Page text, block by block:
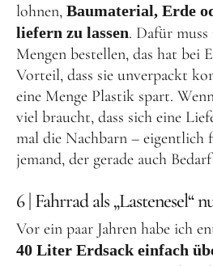
lohnen, Baumaterial, Erde
liefern zu lassen. Dafür
Mengen bestellen, das hat bei
Vorteil, dass sie unverpackt
eine Menge Plastik spart.
viel braucht, dass sich eine
mal die Nachbarn – eigentlich
jemand, der gerade auch
6 | Fahrrad als „Lastenesel“
Vor ein paar Jahren habe ich
40 Liter Erdsack einfach